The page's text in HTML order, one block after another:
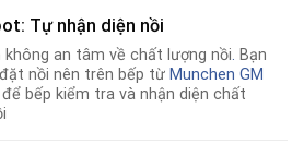
Tự nhận diện nồi
không an tâm về chất lượng nồi. Bạn
nồi nên trên bếp từ Munchen GM
bếp kiểm tra và nhận diện chất